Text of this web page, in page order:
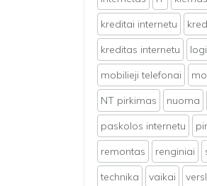
kreditai internetu
kreditas internetu
mobilieji telefonai
NT pirkimas
nuoma
paskolos internetu
remontas
renginiai
technika
vaikai